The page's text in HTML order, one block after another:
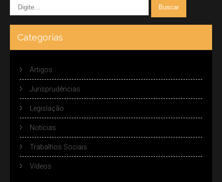
Categorias
Artigos
Jurisprudências
Legislação
Notícias
Trabalhos Sociais
Vídeos